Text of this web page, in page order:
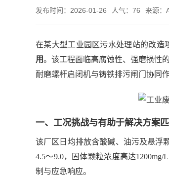
发布时间： 2026-01-26 人气：76 来源：
在某大型工业园区污水处理站的改造
用。该工程面临高腐蚀性、强磨损性
耐磨螺杆启闭机与铸铁排污闸门协同
一、工况挑战与有助于解决方案
该厂区日均排放含酸碱、油污及悬浮
4.5～9.0，固体颗粒浓度高达
制与应急响应。